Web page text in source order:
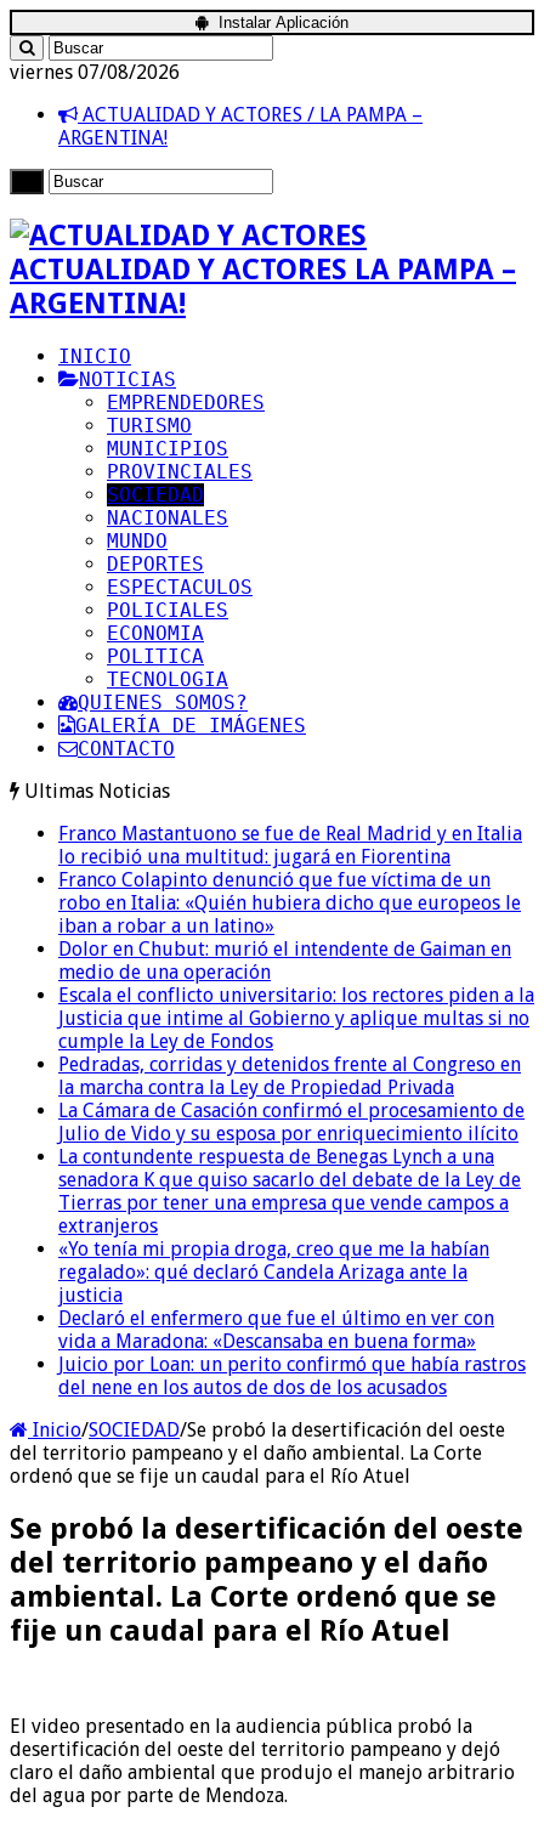
Instalar Aplicación
viernes 07/08/2026
ACTUALIDAD Y ACTORES / LA PAMPA –
ARGENTINA!
ACTUALIDAD Y ACTORES LA PAMPA –
ARGENTINA!
INICIO
NOTICIAS
EMPRENDEDORES
TURISMO
MUNICIPIOS
PROVINCIALES
SOCIEDAD
NACIONALES
MUNDO
DEPORTES
ESPECTACULOS
POLICIALES
ECONOMIA
POLITICA
TECNOLOGIA
QUIENES SOMOS?
GALERÍA DE IMÁGENES
CONTACTO
Ultimas Noticias
Franco Mastantuono se fue de Real Madrid y en Italia
lo recibió una multitud: jugará en Fiorentina
Franco Colapinto denunció que fue víctima de un
robo en Italia: «Quién hubiera dicho que europeos le
iban a robar a un latino»
Dolor en Chubut: murió el intendente de Gaiman en
medio de una operación
Escala el conflicto universitario: los rectores piden a la
Justicia que intime al Gobierno y aplique multas si no
cumple la Ley de Fondos
Pedradas, corridas y detenidos frente al Congreso en
la marcha contra la Ley de Propiedad Privada
La Cámara de Casación confirmó el procesamiento de
Julio de Vido y su esposa por enriquecimiento ilícito
La contundente respuesta de Benegas Lynch a una
senadora K que quiso sacarlo del debate de la Ley de
Tierras por tener una empresa que vende campos a
extranjeros
«Yo tenía mi propia droga, creo que me la habían
regalado»: qué declaró Candela Arizaga ante la
justicia
Declaró el enfermero que fue el último en ver con
vida a Maradona: «Descansaba en buena forma»
Juicio por Loan: un perito confirmó que había rastros
del nene en los autos de dos de los acusados
Inicio/SOCIEDAD/Se probó la desertificación del oeste
del territorio pampeano y el daño ambiental. La Corte
ordenó que se fije un caudal para el Río Atuel
Se probó la desertificación del oeste
del territorio pampeano y el daño
ambiental. La Corte ordenó que se
fije un caudal para el Río Atuel
El video presentado en la audiencia pública probó la
desertificación del oeste del territorio pampeano y dejó
claro el daño ambiental que produjo el manejo arbitrario
del agua por parte de Mendoza.